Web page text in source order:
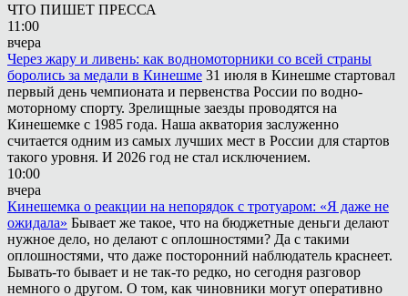
ЧТО ПИШЕТ ПРЕССА
11:00
вчера
Через жару и ливень: как водномоторники со всей страны
боролись за медали в Кинешме 31 июля в Кинешме стартовал
первый день чемпионата и первенства России по водно-
моторному спорту. Зрелищные заезды проводятся на
Кинешемке с 1985 года. Наша акватория заслуженно
считается одним из самых лучших мест в России для стартов
такого уровня. И 2026 год не стал исключением.
10:00
вчера
Кинешемка о реакции на непорядок с тротуаром: «Я даже не
ожидала» Бывает же такое, что на бюджетные деньги делают
нужное дело, но делают с оплошностями? Да с такими
оплошностями, что даже посторонний наблюдатель краснеет.
Бывать-то бывает и не так-то редко, но сегодня разговор
немного о другом. О том, как чиновники могут оперативно